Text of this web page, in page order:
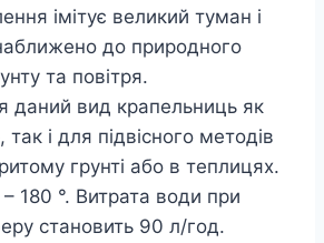
імітує великий туман і
до природного
та повітря.
даний вид крапельниць як
і для підвісного методів
грунті або в теплицях.
180 °. Витрата води при
становить 90 л/год.